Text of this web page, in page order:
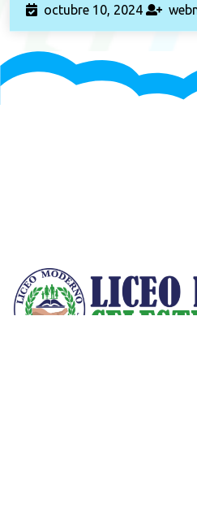
octubre 10, 2024octubre
10,